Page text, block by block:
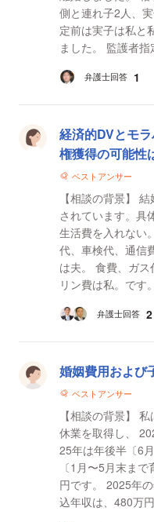
側と連れ子2人、
定前は実子は私と
ました。 監護者指定後の生活環境で、気になる点が 複
弁護士回答 1
経済的DVとモ
権獲得の可能性
ベストアンサー
【相談の背景】
されています。具
生活費を入れない
代、車検代、通信
は夫。 食費、ガ
リン費は私。です
らと...
弁護士回答 2
婚姻費用および
ベストアンサー
【相談の背景】
休業を取得し、
25年は年後半〔6
〔1月〜5月末まで育児休業〕
円です。 2025年
込年収は、480万円です。 婚姻費用分